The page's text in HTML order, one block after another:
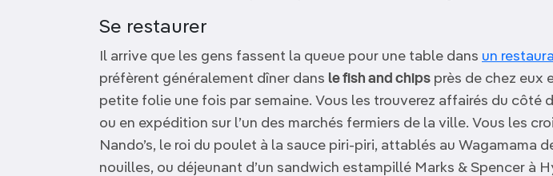
Se restaurer
Il arrive que les gens fassent la queue pour une table dans un
préfèrent généralement dîner dans le fish and chips près de chez eux
petite folie une fois par semaine. Vous les trouverez affairés du côté
ou en expédition sur l’un des marchés fermiers de la ville. Vous les
Nando’s, le roi du poulet à la sauce piri-piri, attablés au Wagamama
nouilles, ou déjeunant d’un sandwich estampillé Marks & Spencer à